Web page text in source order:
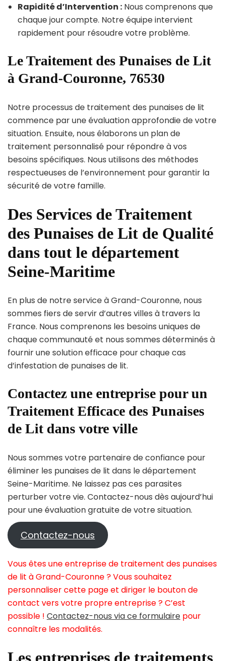
Rapidité d’Intervention : Nous comprenons que
chaque jour compte. Notre équipe intervient
rapidement pour résoudre votre problème.
Le Traitement des Punaises de Lit
à Grand-Couronne, 76530
Notre processus de traitement des punaises de lit
commence par une évaluation approfondie de votre
situation. Ensuite, nous élaborons un plan de
traitement personnalisé pour répondre à vos
besoins spécifiques. Nous utilisons des méthodes
respectueuses de l’environnement pour garantir la
sécurité de votre famille.
Des Services de Traitement
des Punaises de Lit de Qualité
dans tout le département
Seine-Maritime
En plus de notre service à Grand-Couronne, nous
sommes fiers de servir d’autres villes à travers la
France. Nous comprenons les besoins uniques de
chaque communauté et nous sommes déterminés à
fournir une solution efficace pour chaque cas
d’infestation de punaises de lit.
Contactez une entreprise pour un
Traitement Efficace des Punaises
de Lit dans votre ville
Nous sommes votre partenaire de confiance pour
éliminer les punaises de lit dans le département
Seine-Maritime. Ne laissez pas ces parasites
perturber votre vie. Contactez-nous dès aujourd’hui
pour une évaluation gratuite de votre situation.
Contactez-nous
Vous êtes une entreprise de traitement des punaises
de lit à Grand-Couronne ? Vous souhaitez
personnaliser cette page et diriger le bouton de
contact vers votre propre entreprise ? C’est
possible ! Contactez-nous via ce formulaire pour
connaître les modalités.